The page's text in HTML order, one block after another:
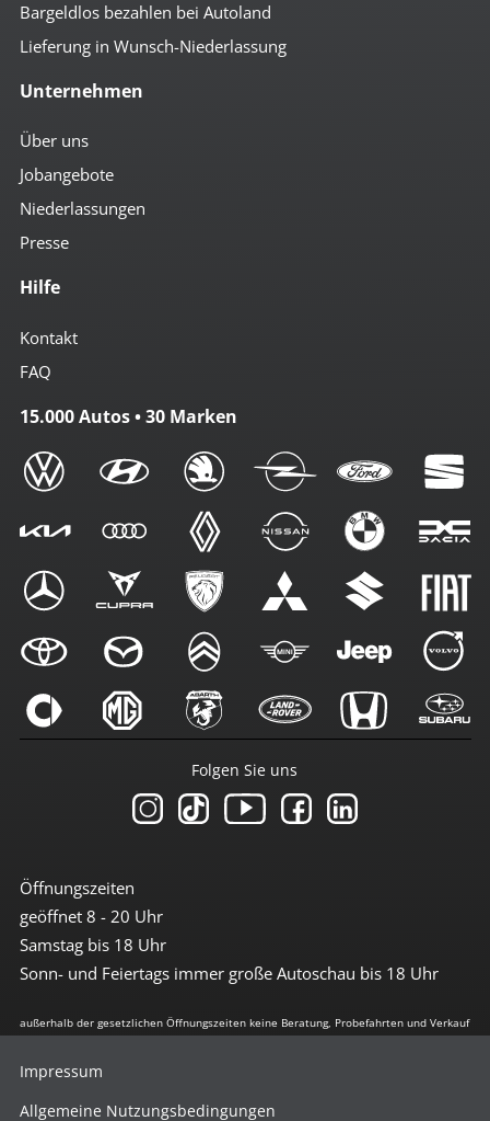
Bargeldlos bezahlen bei Autoland
Lieferung in Wunsch-Niederlassung
Unternehmen
Über uns
Jobangebote
Niederlassungen
Presse
Hilfe
Kontakt
FAQ
15.000 Autos • 30 Marken
Öffnungszeiten
geöffnet 8 - 20 Uhr
Samstag bis 18 Uhr
Sonn- und Feiertags immer große Autoschau bis 18 Uhr
Folgen Sie uns
außerhalb der gesetzlichen Öffnungszeiten keine Beratung, Probefahrten und Verkauf
Impressum
Allgemeine Nutzungsbedingungen